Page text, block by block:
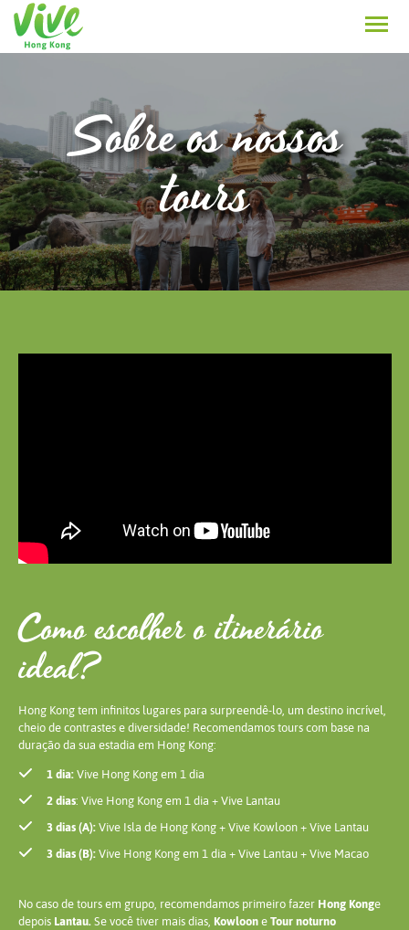
Sobre os nossos
tours
Como escolher o itinerário
ideal?
Hong Kong tem infinitos lugares para surpreendê-lo, um destino incrível,
cheio de contrastes e diversidade! Recomendamos tours com base na
duração da sua estadia em Hong Kong:
1 dia:​Vive ​Hong Kong em 1 dia
2 dias: ​Vive ​Hong Kong em 1 dia + Vive Lantau
3 dias (A):Vive Isla de Hong Kong + Vive Kowloon + Vive Lantau
3 dias (B):​Vive ​Hong Kong em 1 dia + Vive Lantau + Vive Macao
No caso de tours em grupo, recomendamos primeiro fazer Hong Konge
depois Lantau.Se você tiver mais dias, Kowloone Tour noturno